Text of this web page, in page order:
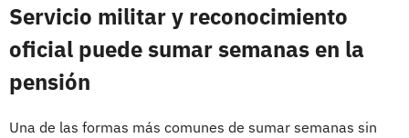
Servicio militar y reconocimiento
oficial puede sumar semanas en la
pensión
Una de las formas más comunes de sumar semanas sin